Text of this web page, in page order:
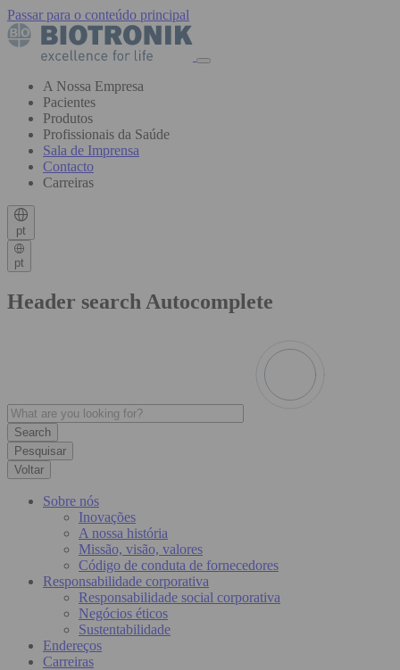
Passar para o conteúdo principal
A Nossa Empresa
Pacientes
Produtos
Profissionais da Saúde
Sala de Imprensa
Contacto
Carreiras
pt
pt
Header search Autocomplete
Pesquisar
Voltar
Sobre nós
Inovações
A nossa história
Missão, visão, valores
Código de conduta de fornecedores
Responsabilidade corporativa
Responsabilidade social corporativa
Negócios éticos
Sustentabilidade
Endereços
Carreiras